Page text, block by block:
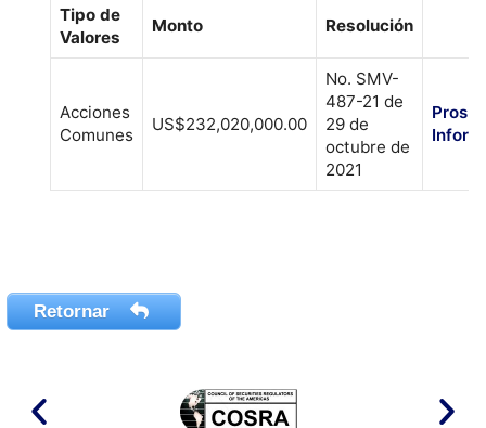
Tipo de
Valores
Monto Resolución
Acciones
Comunes
US$232,020,000.00
No. SMV-
487-21 de
29 de
octubre de
2021
Retornar